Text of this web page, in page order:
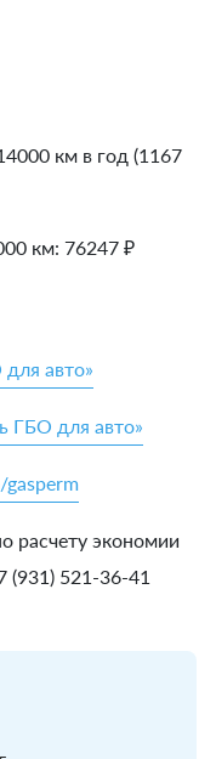
км в год (1167
км: 76247 ₽
авто»
ГБО для авто»
расчету экономии
(931) 521-36-41